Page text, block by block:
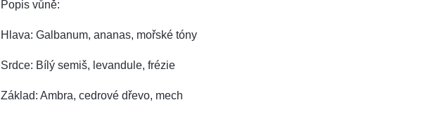
Popis vůně:
Hlava: Galbanum, ananas, mořské tóny
Srdce: Bílý semiš, levandule, frézie
Základ: Ambra, cedrové dřevo, mech